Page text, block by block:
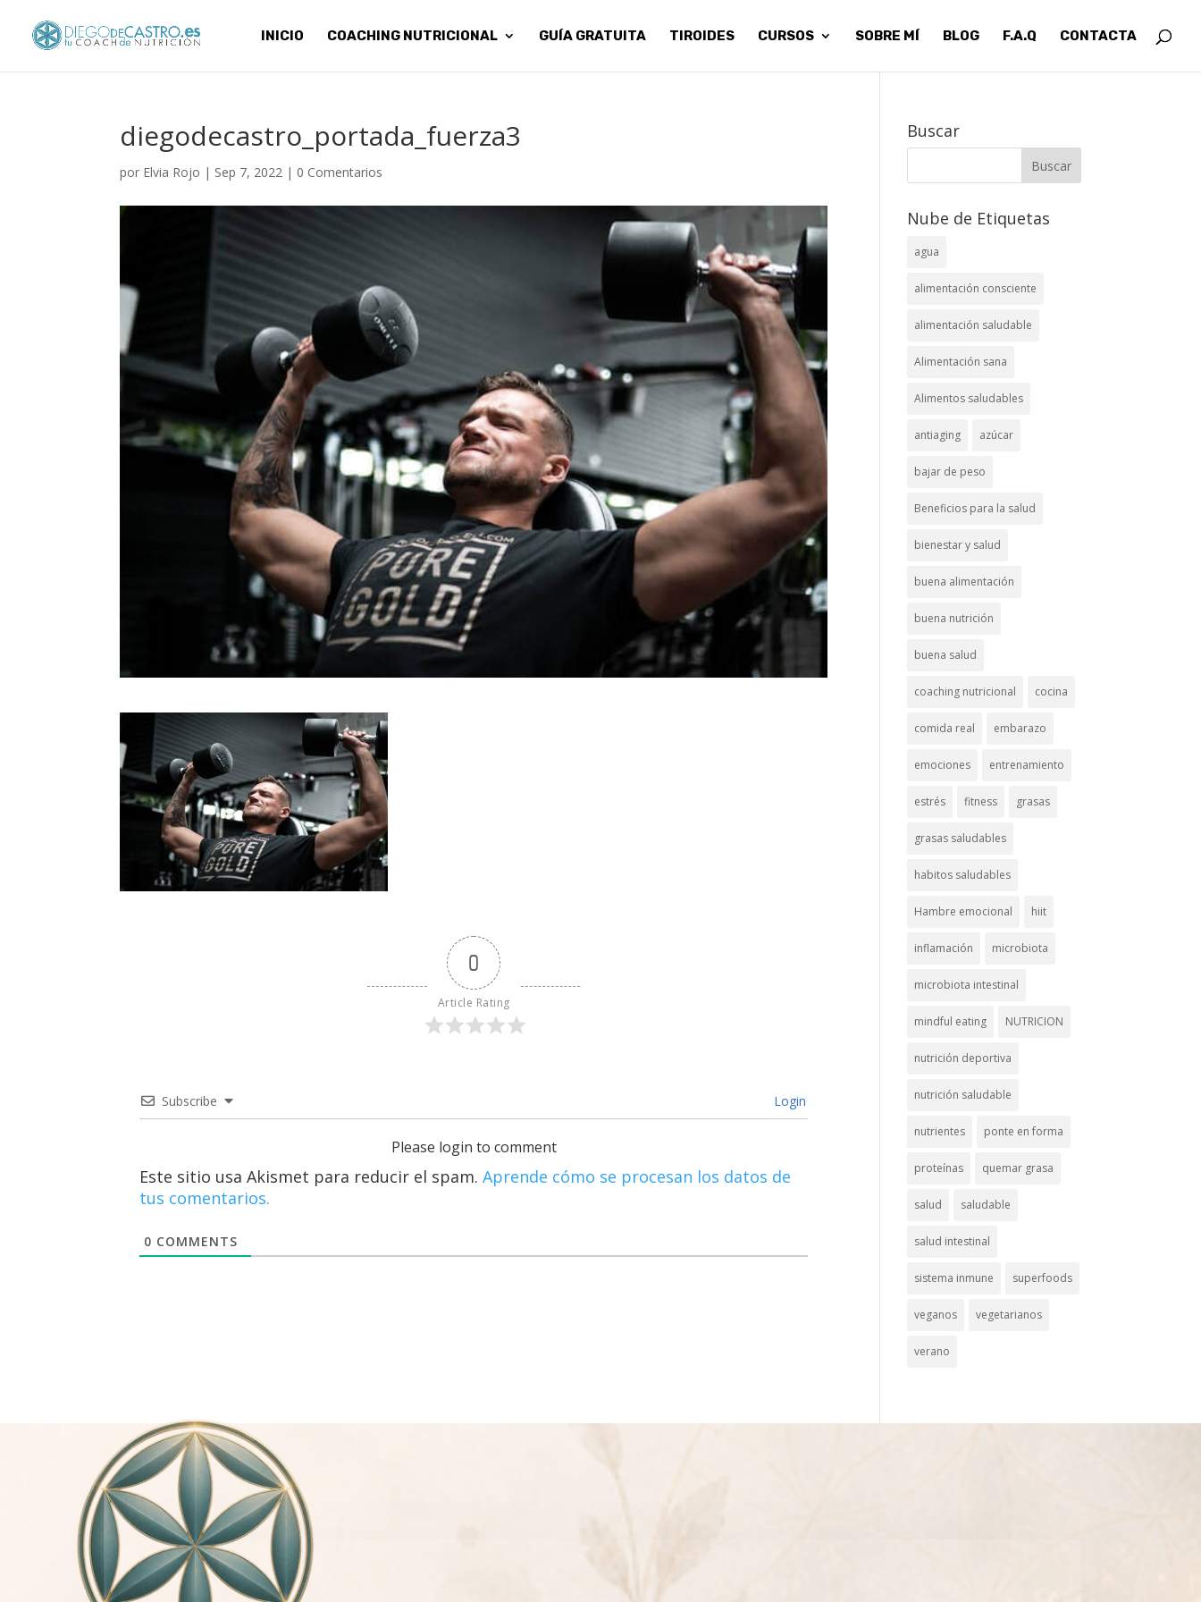
INICIO COACHING NUTRICIONAL GUÍA GRATUITA TIROIDES CURSOS SOBRE MÍ BLOG F.A.Q CONTACTA
diegodecastro_portada_fuerza3
por Elvia Rojo | Sep 7, 2022 | 0 Comentarios
0
Article Rating
Subscribe Login
Please login to comment
Este sitio usa Akismet para reducir el spam.Aprende cómo se procesan los datos de
tus comentarios.
0 COMMENTS
Buscar
Nube de Etiquetas
agua
alimentación consciente
alimentación saludable
Alimentación sana
Alimentos saludables
antiaging azúcar
bajar de peso
Beneficios para la salud
bienestar y salud
buena alimentación
buena nutrición
buena salud
coaching nutricional cocina
comida real embarazo
emociones entrenamiento
estrés fitness grasas
grasas saludables
habitos saludables
Hambre emocional hiit
inflamación microbiota
microbiota intestinal
mindful eating NUTRICION
nutrición deportiva
nutrición saludable
nutrientes ponte en forma
proteínas quemar grasa
salud saludable
salud intestinal
sistema inmune superfoods
veganos vegetarianos
verano